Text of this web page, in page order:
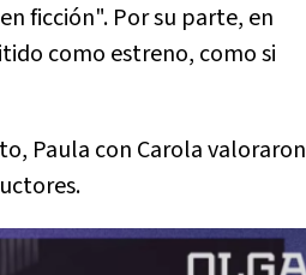
ficción". Por su parte, en
como estreno, como si
Paula con Carola valoraron